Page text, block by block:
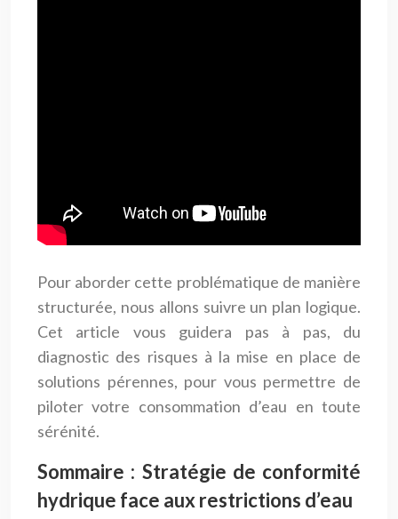
Pour aborder cette problématique de manière
structurée, nous allons suivre un plan logique.
Cet article vous guidera pas à pas, du
diagnostic des risques à la mise en place de
solutions pérennes, pour vous permettre de
piloter votre consommation d’eau en toute
sérénité.
Sommaire : Stratégie de conformité
hydrique face aux restrictions d’eau